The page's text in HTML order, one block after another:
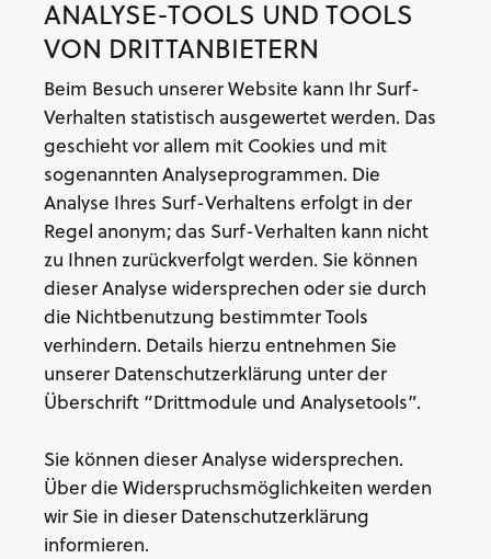
ANALYSE-TOOLS UND TOOLS
VON DRITTANBIETERN
Beim Besuch unserer Website kann Ihr Surf-
Verhalten statistisch ausgewertet werden. Das
geschieht vor allem mit Cookies und mit
sogenannten Analyseprogrammen. Die
Analyse Ihres Surf-Verhaltens erfolgt in der
Regel anonym; das Surf-Verhalten kann nicht
zu Ihnen zurückverfolgt werden. Sie können
dieser Analyse widersprechen oder sie durch
die Nichtbenutzung bestimmter Tools
verhindern. Details hierzu entnehmen Sie
unserer Datenschutzerklärung unter der
Überschrift “Drittmodule und Analysetools”.
Sie können dieser Analyse widersprechen.
Über die Widerspruchsmöglichkeiten werden
wir Sie in dieser Datenschutzerklärung
informieren.